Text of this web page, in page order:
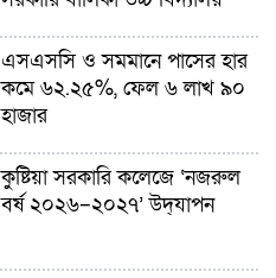
এসএসসি ও সমমানে পাসের হার
কমে ৬২.২৫%, ফেল ৬ লাখ ৯০
হাজার
কুষ্টিয়া সরকারি কলেজে ‘নজরুল
বর্ষ ২০২৬–২০২৭’ উদ্‌যাপন